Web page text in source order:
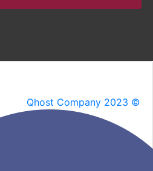
Qhost Company 2023 ©